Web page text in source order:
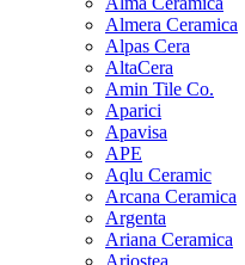
Almera Ceramica
Alpas Cera
AltaCera
Amin Tile Co.
Aparici
Apavisa
APE
Aqlu Ceramic
Arcana Ceramica
Argenta
Ariana Ceramica
Ariostea